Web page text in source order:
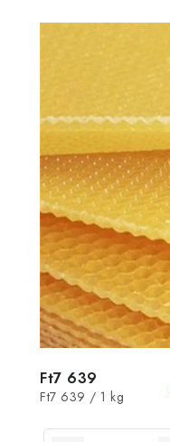
Ft7 639
Egységár:
Ft7 639 / 1 kg